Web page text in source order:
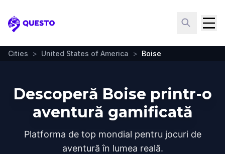
Questo
Cities > United States of America > Boise
Descoperă Boise printr-o
aventură gamificată
Platforma de top mondial pentru jocuri de
aventură în lumea reală.